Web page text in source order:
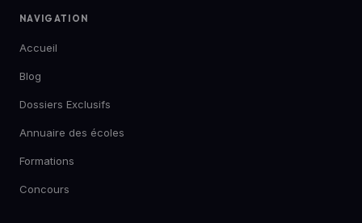
NAVIGATION
Accueil
Blog
Dossiers Exclusifs
Annuaire des écoles
Formations
Concours